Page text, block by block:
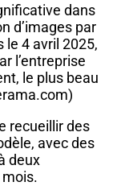
dans
d’images par
le 4 avril 2025,
l’entreprise
le plus beau
)
recueillir des
avec des
deux